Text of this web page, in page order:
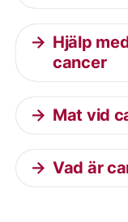
Hjälp
cancer
Mat vid
Vad är